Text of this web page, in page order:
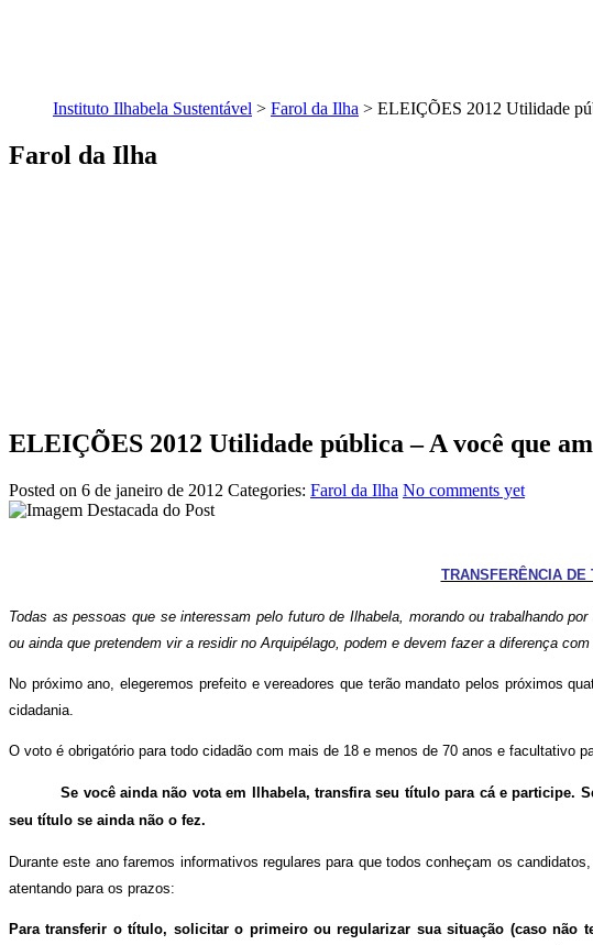
Instituto Ilhabela Sustentável > Farol da Ilha > ELEIÇÕES 2012 Utilidade
Farol da Ilha
ELEIÇÕES 2012 Utilidade pública – A você que
Posted on 6 de janeiro de 2012 Categories: Farol da Ilha No comments yet
TRANSFERÊNCIA DE
Todas as pessoas que se interessam pelo futuro de Ilhabela, morando ou trabalhando
ou ainda que pretendem vir a residir no Arquipélago, podem e devem fazer a diferença com
No próximo ano, elegeremos prefeito e vereadores que terão mandato pelos próximos
cidadania.
O voto é obrigatório para todo cidadão com mais de 18 e menos de 70 anos e facultativo
Se você ainda não vota em Ilhabela, transfira seu título para cá e participe.
seu título se ainda não o fez.
Durante este ano faremos informativos regulares para que todos conheçam os
atentando para os prazos:
Para transferir o título, solicitar o primeiro ou regularizar sua situação (caso não